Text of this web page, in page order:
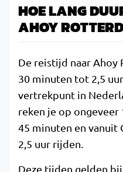
HOE LANG
AHOY
De reistijd naar Ahoy
30 minuten tot 2,5
vertrekpunt in
reken je op ongeveer
45 minuten en vanuit
2,5 uur rijden.
Deze tijden gelden